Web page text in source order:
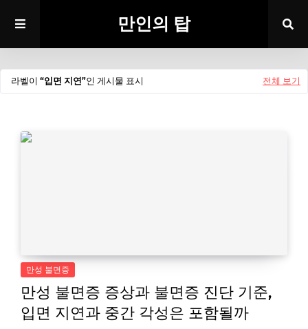
만인의 탑
라벨이 입면 지연 인 게시물 표시 전체 보기
만성 불면증
만성 불면증 증상과 불면증 진단 기준,
입면 지연과 중간 각성은 포함될까